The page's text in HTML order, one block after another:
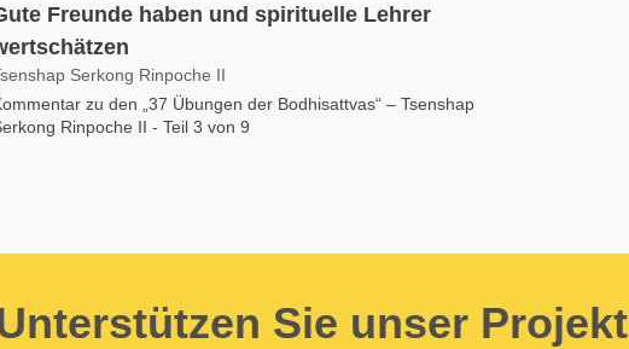
Freunde haben und spirituelle Lehrer
Serkong Rinpoche II
zu den „37 Übungen der Bodhisattvas“ – Tsenshap
Rinpoche II - Teil 3 von 9
Sie unser Projekt